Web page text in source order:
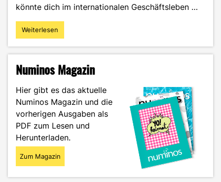
könnte dich im internationalen Geschäftsleben …
"Wahlpflichtfach
Advanced
–
up!"
Weiterlesen
Numinos Magazin
Hier gibt es das aktuelle
Numinos Magazin und die
vorherigen Ausgaben als
PDF zum Lesen und
Herunterladen.
Zum Magazin